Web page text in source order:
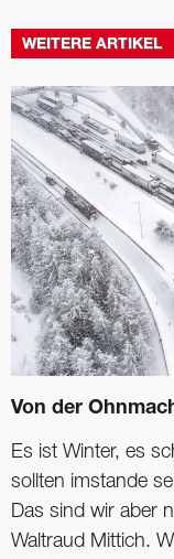
WEITERE ARTIKEL
Von der
Es ist Winter, es
sollten imstande
Das sind wir aber
Waltraud Mittich.